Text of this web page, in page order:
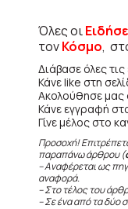
Όλες οι
τονΚόσμο,
Διάβασε όλες
Κάνε like στη
Ακολούθησε μας
Κάνε εγγραφή
Γίνε μέλος στο
Προσοχή!
παραπάνω άρθρου (
– Αναφέρεται ως
αναφορά.
– Στο τέλος του
– Σε ένα από τα δύο